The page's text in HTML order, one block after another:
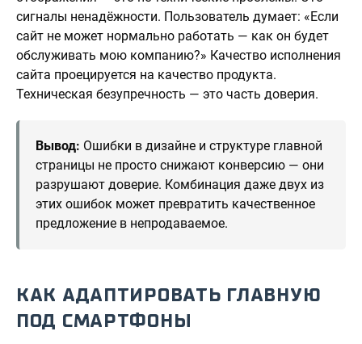
сигналы ненадёжности. Пользователь думает: «Если
сайт не может нормально работать — как он будет
обслуживать мою компанию?» Качество исполнения
сайта проецируется на качество продукта.
Техническая безупречность — это часть доверия.
Вывод: Ошибки в дизайне и структуре главной
страницы не просто снижают конверсию — они
разрушают доверие. Комбинация даже двух из
этих ошибок может превратить качественное
предложение в непродаваемое.
КАК АДАПТИРОВАТЬ ГЛАВНУЮ
ПОД СМАРТФОНЫ